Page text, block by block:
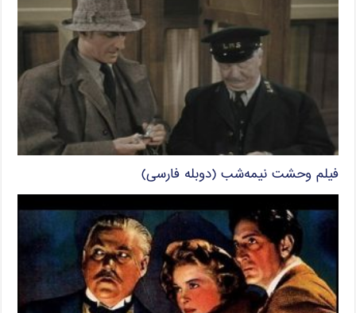
فیلم وحشت نیمه‌شب (دوبله فارسی)